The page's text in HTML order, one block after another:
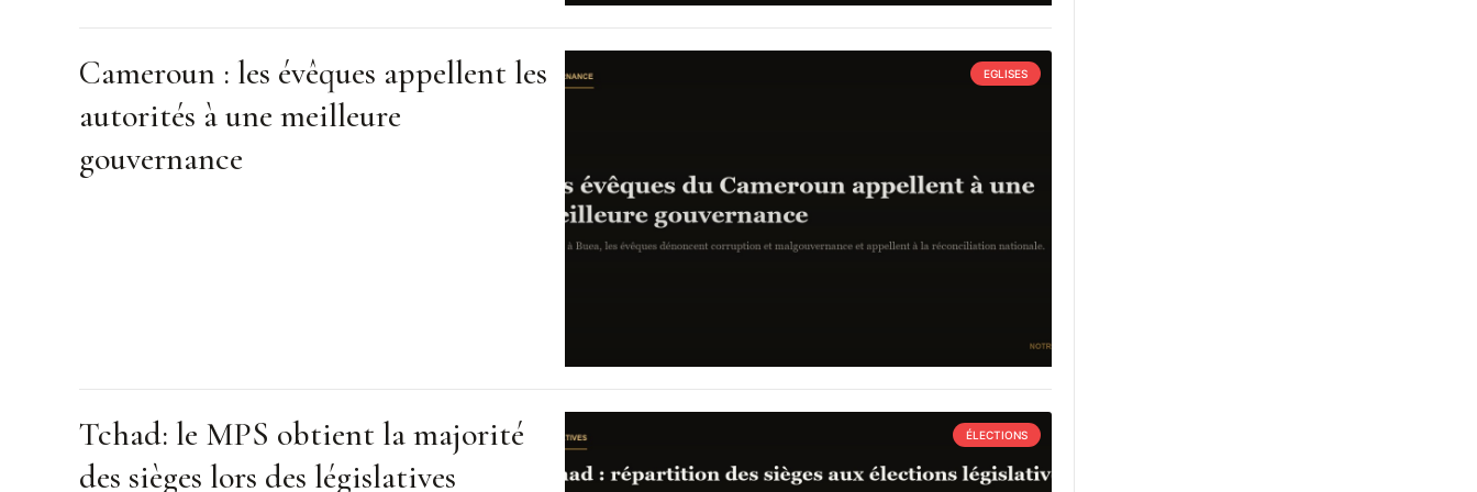
EGLISES
Cameroun : les évêques appellent les
autorités à une meilleure
gouvernance
ÉLECTIONS
Tchad: le MPS obtient la majorité
des sièges lors des législatives